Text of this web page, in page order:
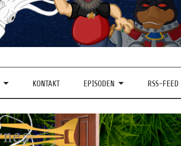
KONTAKT EPISODEN RSS-FEED